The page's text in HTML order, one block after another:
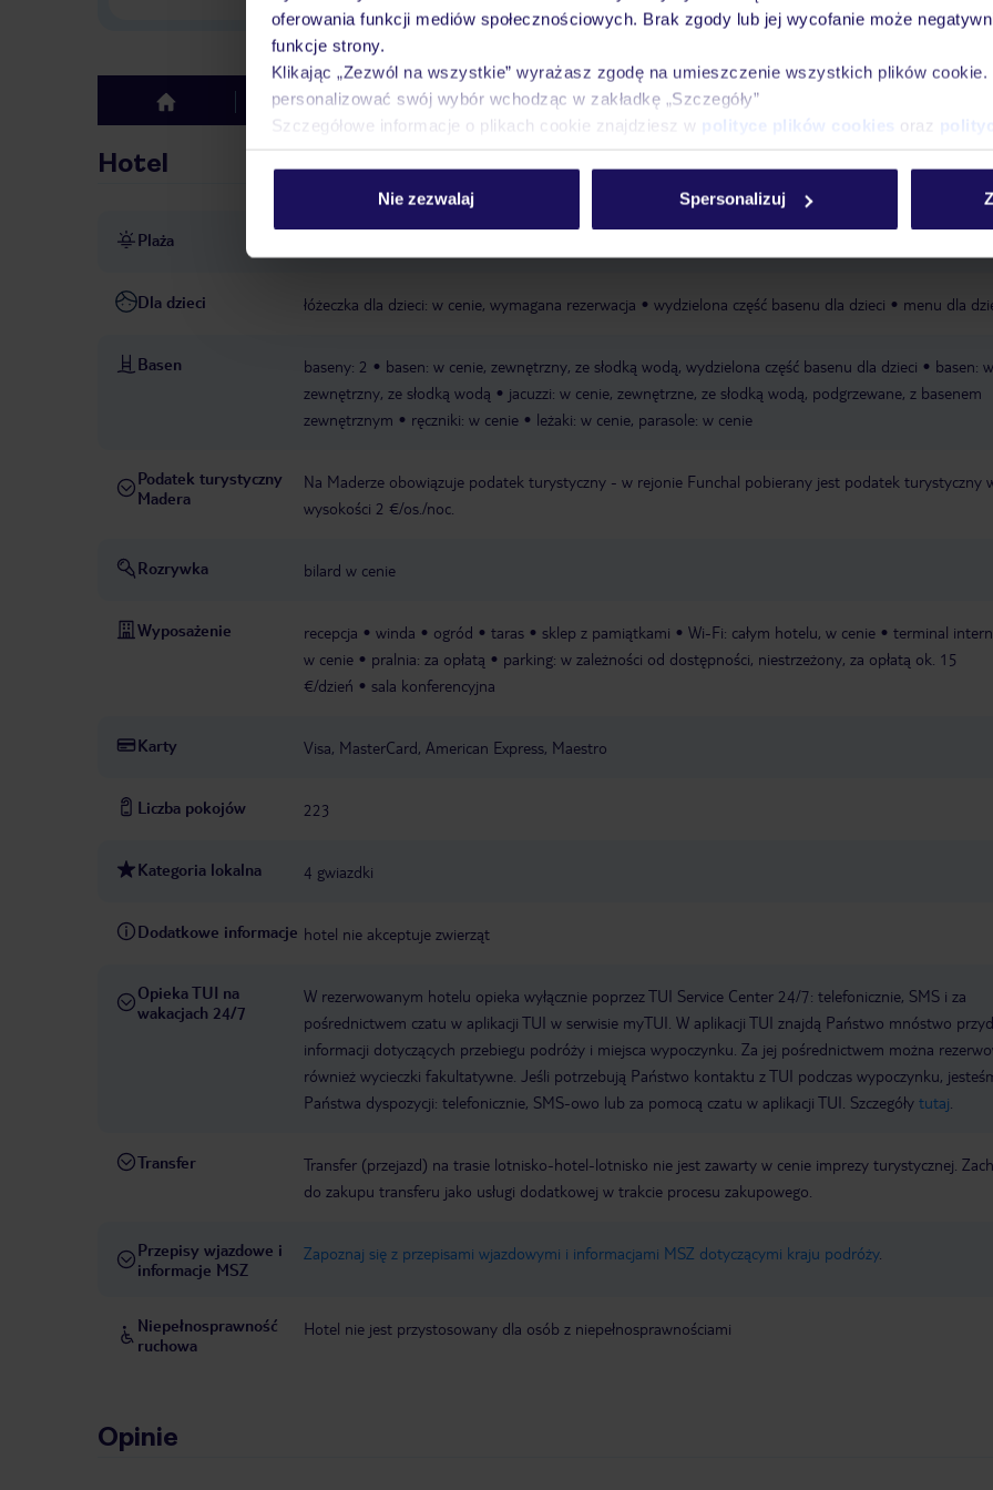
oferowania funkcji mediów społecznościowych. Brak zgody lub jej wycofanie może
funkcje strony.
Klikając „Zezwól na wszystkie” wyrażasz zgodę na umieszczenie wszystkich plików
personalizować swój wybór wchodząc w zakładkę „Szczegóły”
Szczegółowe informacje o plikach cookie znajdziesz w polityce plików cookies oraz
Nie zezwalaj Spersonalizuj
top Hotel Opinie Pokoje Wyżywienie
Hotel
Plaża
Dla dzieci łóżeczka dla dzieci: w cenie, wymagana rezerwacja wydzielona część basenu dla dzieci menu dla
Basen baseny: 2 basen: w cenie, zewnętrzny, ze słodką wodą, wydzielona część basenu dla dzieci
basen:
zewnętrzny, ze słodką wodą
jacuzzi: w cenie, zewnętrzne, ze słodką wodą, podgrzewane, z basenem
zewnętrznym
ręczniki: w cenie leżaki: w cenie, parasole: w cenie
Podatek turystyczny
Madera
Na Maderze obowiązuje podatek turystyczny - w rejonie Funchal pobierany jest podatek turystyczny
wysokości 2 €/os./noc.
Rozrywka bilard w cenie
Wyposażenie recepcja winda ogród taras sklep z pamiątkami Wi-Fi: całym hotelu, w cenie
terminal
w cenie
pralnia: za opłatą
parking: w zależności od dostępności, niestrzeżony, za opłatą ok. 15
€/dzień
sala konferencyjna
Karty Visa, MasterCard, American Express, Maestro
Liczba pokojów 223
Kategoria lokalna 4 gwiazdki
Dodatkowe informacje hotel nie akceptuje zwierząt
Opieka TUI na
wakacjach 24/7
W rezerwowanym hotelu opieka wyłącznie poprzez TUI Service Center 24/7: telefonicznie, SMS i za
pośrednictwem czatu w aplikacji TUI w serwisie myTUI. W aplikacji TUI znajdą Państwo mnóstwo
informacji dotyczących przebiegu podróży i miejsca wypoczynku. Za jej pośrednictwem można
również wycieczki fakultatywne. Jeśli potrzebują Państwo kontaktu z TUI podczas wypoczynku,
Państwa dyspozycji: telefonicznie, SMS-owo lub za pomocą czatu w aplikacji TUI. Szczegóły tutaj
Transfer
Transfer (przejazd) na trasie lotnisko-hotel-lotnisko nie jest zawarty w cenie imprezy turystycznej.
do zakupu transferu jako usługi dodatkowej w trakcie procesu zakupowego.
Przepisy wjazdowe i
informacje MSZ
Zapoznaj się z przepisami wjazdowymi i informacjami MSZ dotyczącymi kraju podróży.
Niepełnosprawność
ruchowa
Hotel nie jest przystosowany dla osób z niepełnosprawnościami
Opinie